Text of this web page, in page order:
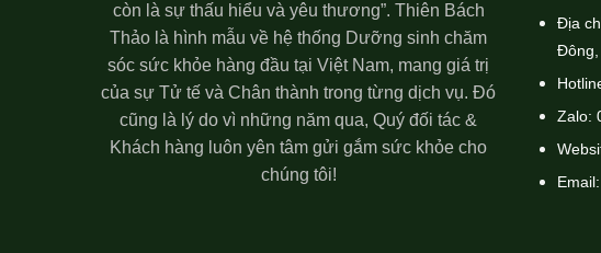
còn là sự thấu hiểu và yêu thương”. Thiên Bách
Thảo là hình mẫu về hệ thống Dưỡng sinh chăm
sóc sức khỏe hàng đầu tại Việt Nam, mang giá trị
của sự Tử tế và Chân thành trong từng dịch vụ. Đó
cũng là lý do vì những năm qua, Quý đối tác &
Khách hàng luôn yên tâm gửi gắm sức khỏe cho
chúng tôi!
Địa
Đông,
Zalo: